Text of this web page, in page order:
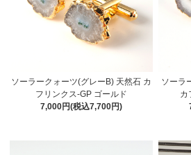
ソーラークォーツ(グレーB) 天然石 カ
フリンクス-GP ゴールド
7,000円(税込7,700円)
ソーラ
カ